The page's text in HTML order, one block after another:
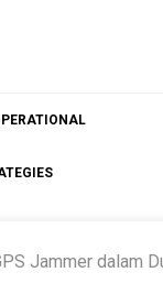
Jammer dalam